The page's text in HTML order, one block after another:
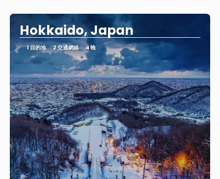
Hokkaido, Japan
1 目的地 2 交通網絡 4 晚